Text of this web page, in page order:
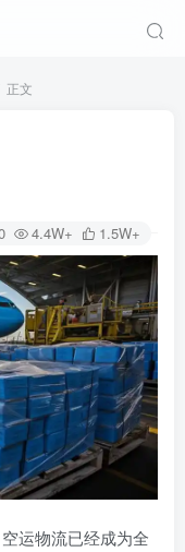
正文
4.4W+ 1.5W+
运物流已经成为全